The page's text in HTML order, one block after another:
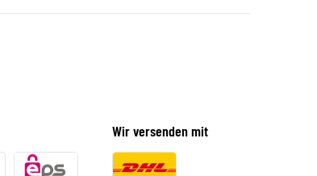
Wir versenden mit